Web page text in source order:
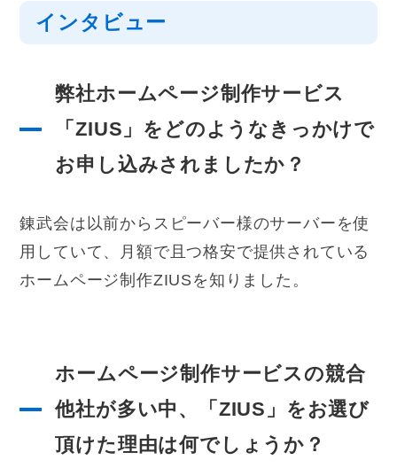
インタビュー
弊社ホームページ制作サービス
「ZIUS」をどのようなきっかけで
お申し込みされましたか？
錬武会は以前からスピーバー様のサーバーを使
用していて、月額で且つ格安で提供されている
ホームページ制作ZIUSを知りました。
ホームページ制作サービスの競合
他社が多い中、「ZIUS」をお選び
頂けた理由は何でしょうか？